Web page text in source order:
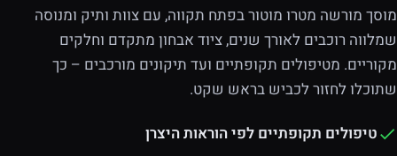
מוסך מורשה מטרו מוטור בפתח תקווה, עם צוות ותיק ומנוסה
שמלווה רוכבים לאורך שנים, ציוד אבחון מתקדם וחלקים
מקוריים. מטיפולים תקופתיים ועד תיקונים מורכבים – כך
שתוכלו לחזור לכביש בראש שקט.
טיפולים תקופתיים לפי הוראות היצרן